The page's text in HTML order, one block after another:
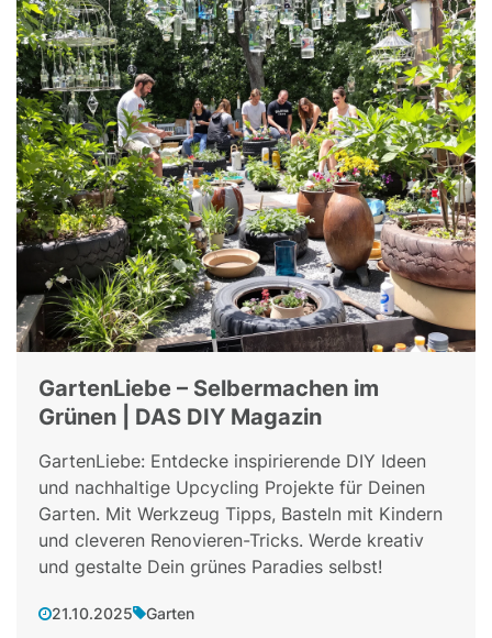
GartenLiebe – Selbermachen im
Grünen | DAS DIY Magazin
GartenLiebe: Entdecke inspirierende DIY Ideen
und nachhaltige Upcycling Projekte für Deinen
Garten. Mit Werkzeug Tipps, Basteln mit Kindern
und cleveren Renovieren-Tricks. Werde kreativ
und gestalte Dein grünes Paradies selbst!
21.10.2025 Garten